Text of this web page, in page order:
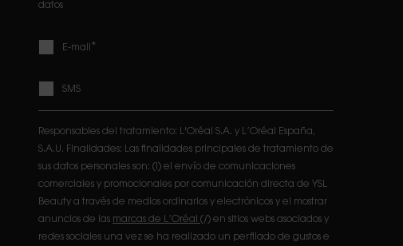
datos
E-mail *
SMS
Responsables del tratamiento: L'Oréal S.A. y L’Oréal España,
S.A.U. Finalidades: Las finalidades principales de tratamiento de
sus datos personales son: (i) el envío de comunicaciones
comerciales y promocionales por comunicación directa de YSL
Beauty a través de medios ordinarios y electrónicos y el mostrar
anuncios de las marcas de L’Oréal (/) en sitios webs asociados y
redes sociales una vez se ha realizado un perfilado de gustos e